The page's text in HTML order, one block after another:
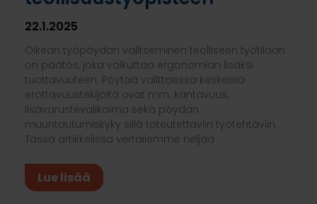
22.1.2025
Oikean työpöydän valitseminen teolliseen työtilaan
on päätös, joka vaikuttaa ergonomian lisäksi
tuottavuuteen. Pöytää valittaessa keskeisiä
erottavuustekijöitä ovat mm. kantavuus,
lisävarustevalikoima sekä pöydän
muuntautumiskyky sillä toteutettaviin työtehtäviin.
Tässä artikkelissa vertailemme neljää
Lue lisää